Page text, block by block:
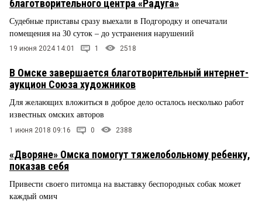
благотворительного центра «Радуга»
Судебные приставы сразу выехали в Подгородку и опечатали
помещения на 30 суток – до устранения нарушений
19 июня 2024 14:01 1 2518
В Омске завершается благотворительный интернет-
аукцион Союза художников
Для желающих вложиться в доброе дело осталось несколько работ
известных омских авторов
1 июня 2018 09:16 0 2388
«Дворяне» Омска помогут тяжелобольному ребенку,
показав себя
Привести своего питомца на выставку беспородных собак может
каждый омич